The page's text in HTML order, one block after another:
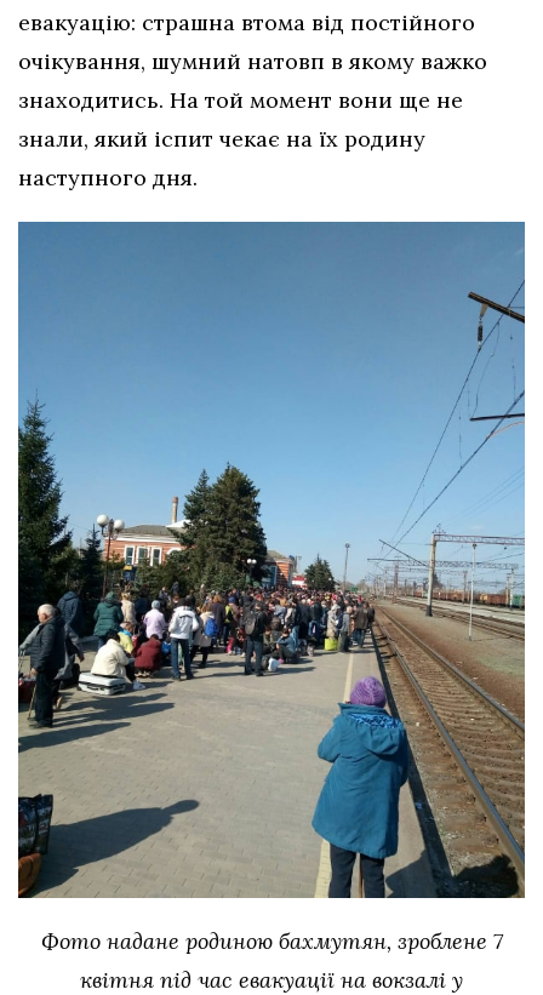
евакуацію: страшна втома від постійного
очікування, шумний натовп в якому важко
знаходитись. На той момент вони ще не
знали, який іспит чекає на їх родину
наступного дня.
Фото надане родиною бахмутян, зроблене 7
квітня під час евакуації на вокзалі у